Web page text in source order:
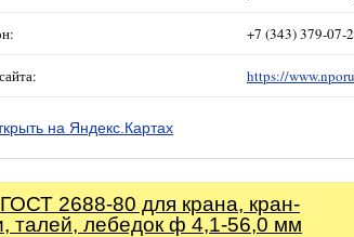
+7 (343) 379-07-
https://
на Яндекс.Картах
2688-80 для крана, кран-
талей, лебедок ф 4,1-56,0 мм